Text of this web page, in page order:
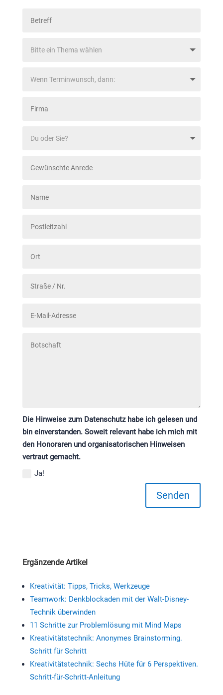
Die Hinweise zum Datenschutz habe ich gelesen und
bin einverstanden. Soweit relevant habe ich mich mit
den Honoraren und organisatorischen Hinweisen
vertraut gemacht.
Ja!
Senden
Ergänzende Artikel
Kreativität: Tipps, Tricks, Werkzeuge
Teamwork: Denkblockaden mit der Walt-Disney-
Technik überwinden
11 Schritte zur Problemlösung mit Mind Maps
Kreativitätstechnik: Anonymes Brainstorming.
Schritt für Schritt
Kreativitätstechnik: Sechs Hüte für 6 Perspektiven.
Schritt-für-Schritt-Anleitung